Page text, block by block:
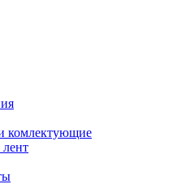
комлектующие